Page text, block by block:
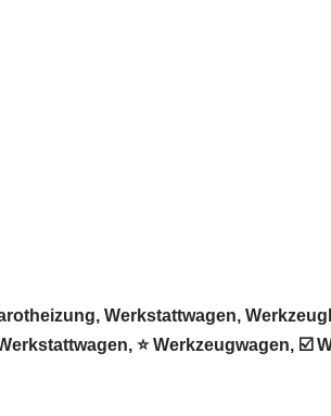
Werkstattwagen,
⭐ Werkzeugwagen,